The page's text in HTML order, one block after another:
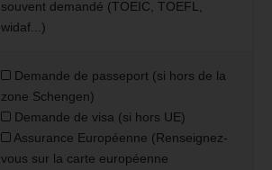
souvent demandé (TOEIC, TOEFL,
widaf...)
Demande de passeport (si hors de la
zone Schengen)
Demande de visa (si hors UE)
Assurance Européenne (Renseignez-
vous sur la carte européenne